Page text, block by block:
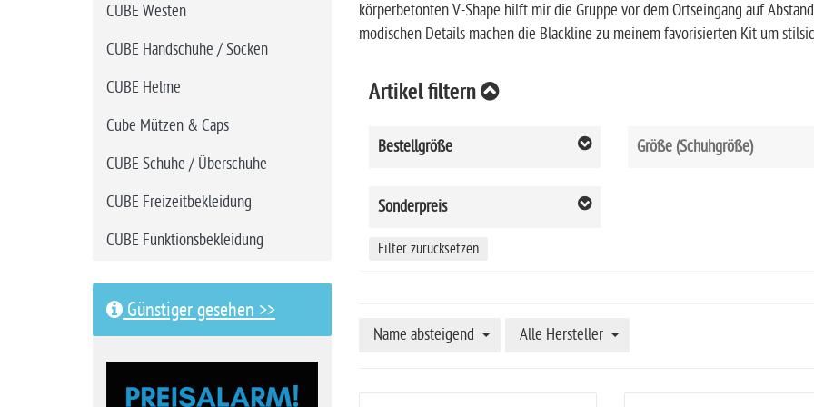
körperbetonten V-Shape hilft mir die Gruppe vor dem Ortseingang auf
modischen Details machen die Blackline zu meinem favorisierten Kit um
Artikel filtern
Bestellgröße Größe (Schuhgröße)
Sonderpreis
Filter zurücksetzen
Name absteigend Alle Hersteller
CUBE Westen
CUBE Handschuhe / Socken
CUBE Helme
Cube Mützen & Caps
CUBE Schuhe / Überschuhe
CUBE Freizeitbekleidung
CUBE Funktionsbekleidung
Günstiger gesehen >>